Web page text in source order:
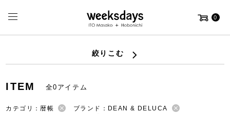
0
絞りこむ
ITEM 全0アイテム
カテゴリ：暦帳
ブランド：DEAN & DELUCA